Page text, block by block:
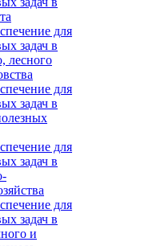
для
задач в
лесного
для
задач в
для
задач в
для
задач в
и